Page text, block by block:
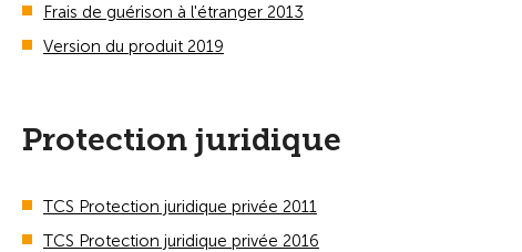
Frais de guérison à l'étranger 2013
Version du produit 2019
Protection juridique
TCS Protection juridique privée 2011
TCS Protection juridique privée 2016